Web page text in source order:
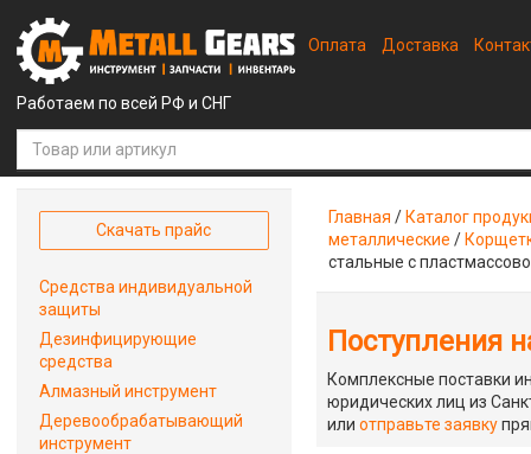
Работаем по всей РФ и СНГ
Оплата Доставка
Главная / Каталог
металлические /
стальные с
Поступления
Комплексные поставки
юридических лиц из
илиотправьте заявку
Скачать прайс
Средства индивидуальной
защиты
Дезинфицирующие
средства
Алмазный инструмент
Деревообрабатывающий
инструмент